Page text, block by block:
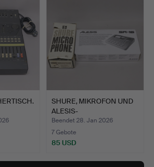
SHURE, MIKROFON UND
ALESIS-
TROMMELMASCHINE.
Beendet 28. Jan 2026
7 Gebote
85 USD